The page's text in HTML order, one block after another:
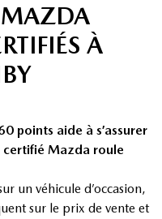
MAZDA
À
points aide à s’assurer
certifié Mazda roule
un véhicule d’occasion,
sur le prix de vente et